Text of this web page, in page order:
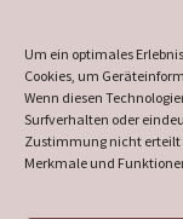
Um ein optimales
Cookies, um
Wenn diesen
Surfverhalten oder
Zustimmung nicht erteilt
Merkmale und